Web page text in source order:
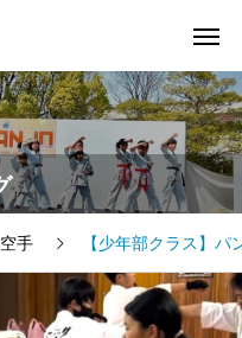
手 【少年部クラス】